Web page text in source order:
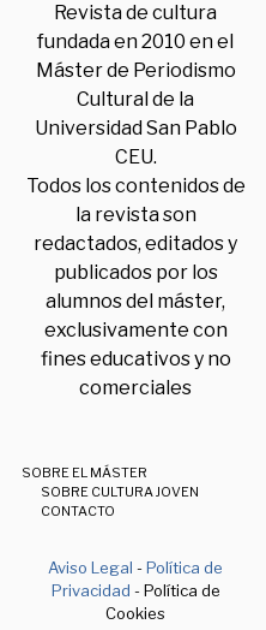
Revista de cultura
fundada en 2010 en el
Máster de Periodismo
Cultural de la
Universidad San Pablo
CEU.
Todos los contenidos de
la revista son
redactados, editados y
publicados por los
alumnos del máster,
exclusivamente con
fines educativos y no
comerciales
SOBRE EL MÁSTER
SOBRE CULTURA JOVEN
CONTACTO
Aviso Legal -Política de
Privacidad - Política de
Cookies